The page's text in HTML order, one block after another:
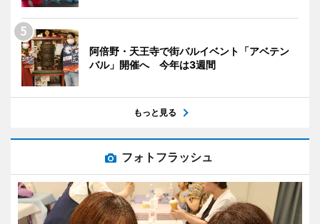
阿倍野・天王寺で街バルイベント「アベテン
バル」開催へ 今年は3週間
もっと見る
フォトフラッシュ